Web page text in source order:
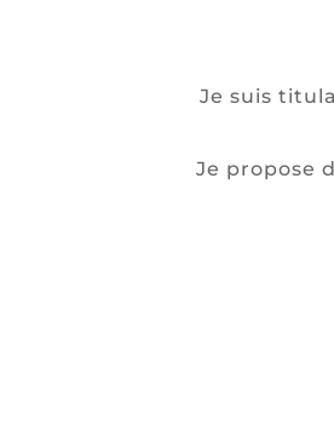
Je suis
Je propose